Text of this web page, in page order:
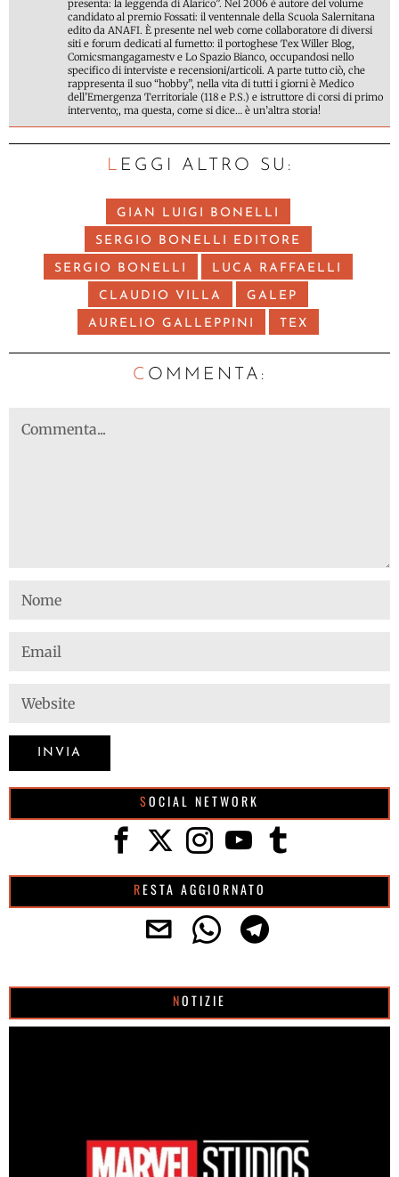
presenta: la leggenda di Alarico”. Nel 2006 è autore del volume
candidato al premio Fossati: il ventennale della Scuola Salernitana
edito da ANAFI. È presente nel web come collaboratore di diversi
siti e forum dedicati al fumetto: il portoghese Tex Willer Blog,
Comicsmangagamestv e Lo Spazio Bianco, occupandosi nello
specifico di interviste e recensioni/articoli. A parte tutto ciò, che
rappresenta il suo “hobby”, nella vita di tutti i giorni è Medico
dell’Emergenza Territoriale (118 e P.S.) e istruttore di corsi di primo
intervento;, ma questa, come si dice… è un’altra storia!
LEGGI ALTRO SU:
GIAN LUIGI BONELLI
SERGIO BONELLI EDITORE
SERGIO BONELLI LUCA RAFFAELLI
CLAUDIO VILLA GALEP
AURELIO GALLEPPINI TEX
C OMMENTA:
SOCIAL NETWORK
RESTA AGGIORNATO
NOTIZIE